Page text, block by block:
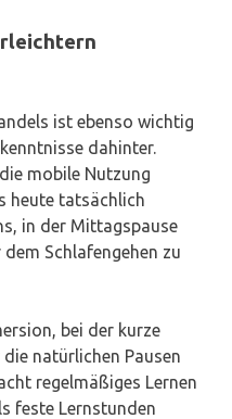
ist ebenso wichtig
dahinter.
mobile Nutzung
heute tatsächlich
in der Mittagspause
Schlafengehen zu
bei der kurze
natürlichen Pausen
regelmäßiges Lernen
feste Lernstunden